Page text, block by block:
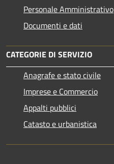
Personale Amministrativo
Documenti e dati
CATEGORIE DI SERVIZIO
Anagrafe e stato civile
Imprese e Commercio
Appalti pubblici
Catasto e urbanistica